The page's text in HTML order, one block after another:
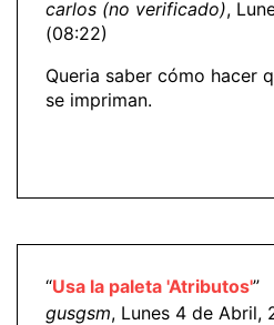
carlos (no verificado),
(08:22)
Queria saber cómo hacer
se impriman.
“Usa la paleta 'Atributos'”
gusgsm, Lunes 4 de Abril,